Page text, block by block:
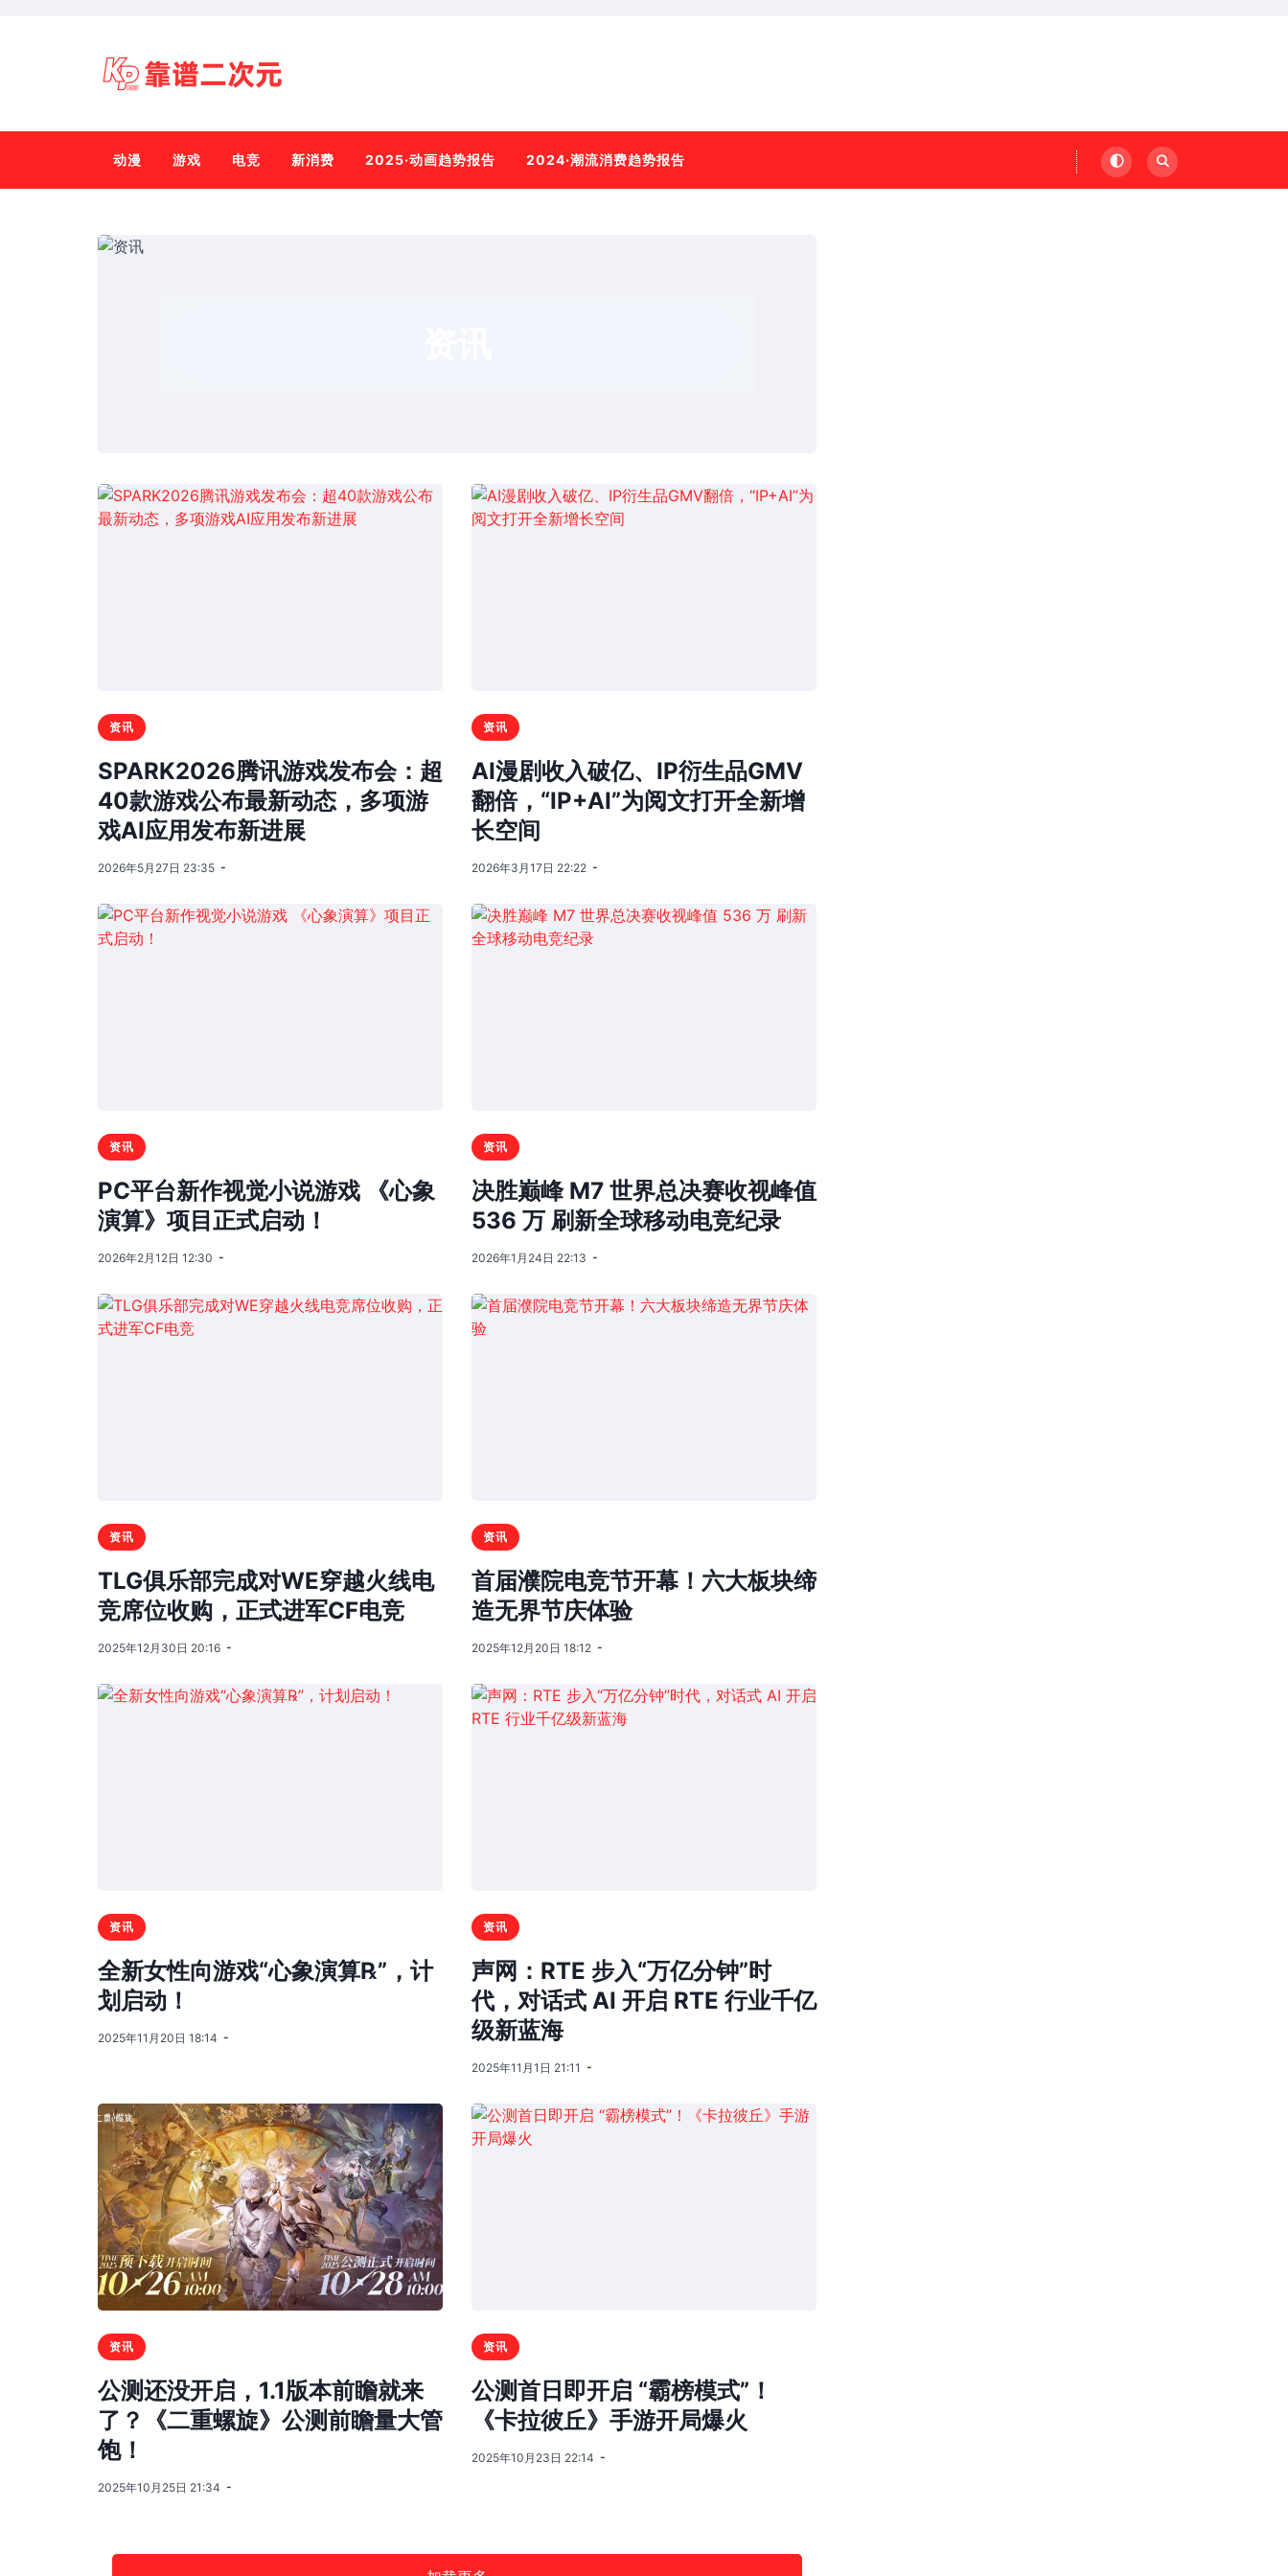
动漫 游戏 电竞 新消费 2025·动画趋势报告 2024·潮流消费趋势报告
资讯
SPARK2026腾讯游戏发布会：超
40款游戏公布最新动态，多项游
戏AI应用发布新进展
2026年5月27日 23:35
资讯
AI漫剧收入破亿、IP衍生品GMV
翻倍，“IP+AI”为阅文打开全新增
长空间
2026年3月17日 22:22
资讯
PC平台新作视觉小说游戏 《心象
演算》项目正式启动！
2026年2月12日 12:30
资讯
决胜巅峰 M7 世界总决赛收视峰值
536 万 刷新全球移动电竞纪录
2026年1月24日 22:13
资讯
TLG俱乐部完成对WE穿越火线电
竞席位收购，正式进军CF电竞
2025年12月30日 20:16
资讯
首届濮院电竞节开幕！六大板块缔
造无界节庆体验
2025年12月20日 18:12
资讯
全新女性向游戏“心象演算℞”，计
划启动！
2025年11月20日 18:14
资讯
声网：RTE 步入“万亿分钟”时
代，对话式 AI 开启 RTE 行业千亿
级新蓝海
2025年11月1日 21:11
资讯
公测还没开启，1.1版本前瞻就来
了？《二重螺旋》公测前瞻量大管
饱！
2025年10月25日 21:34
资讯
公测首日即开启 “霸榜模式”！
《卡拉彼丘》手游开局爆火
2025年10月23日 22:14